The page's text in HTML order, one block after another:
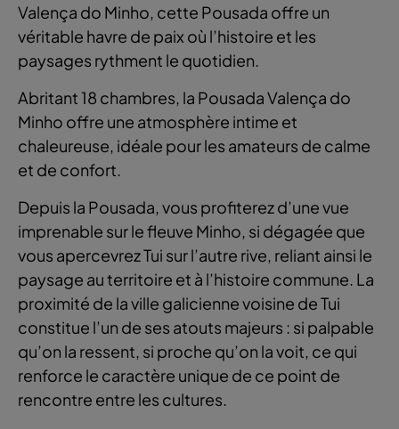
Valença do Minho, cette Pousada offre un
véritable havre de paix où l’histoire et les
paysages rythment le quotidien.
Abritant 18 chambres, la Pousada Valença do
Minho offre une atmosphère intime et
chaleureuse, idéale pour les amateurs de calme
et de confort.
Depuis la Pousada, vous profiterez d’une vue
imprenable sur le fleuve Minho, si dégagée que
vous apercevrez Tui sur l’autre rive, reliant ainsi le
paysage au territoire et à l’histoire commune. La
proximité de la ville galicienne voisine de Tui
constitue l’un de ses atouts majeurs : si palpable
qu’on la ressent, si proche qu’on la voit, ce qui
renforce le caractère unique de ce point de
rencontre entre les cultures.